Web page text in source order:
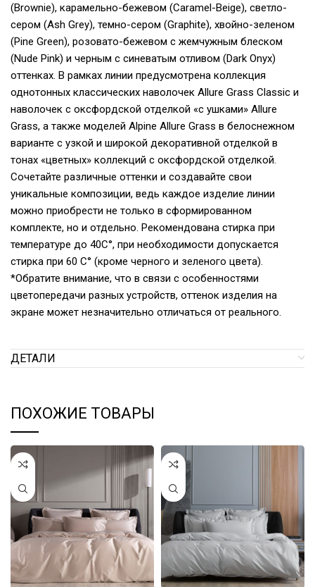
(Brownie), карамельно-бежевом (Caramel-Beige), светло-
сером (Ash Grey), темно-сером (Graphite), хвойно-зеленом
(Pine Green), розовато-бежевом с жемчужным блеском
(Nude Pink) и черным c синеватым отливом (Dark Onyx)
оттенках. В рамках линии предусмотрена коллекция
однотонных классических наволочек Allure Grass Classic и
наволочек с оксфордской отделкой «с ушками» Allure
Grass, а также моделей Alpine Allure Grass в белоснежном
варианте с узкой и широкой декоративной отделкой в
тонах «цветных» коллекций с оксфордской отделкой.
Сочетайте различные оттенки и создавайте свои
уникальные композиции, ведь каждое изделие линии
можно приобрести не только в сформированном
комплекте, но и отдельно. Рекомендована стирка при
температуре до 40С°, при необходимости допускается
стирка при 60 С° (кроме черного и зеленого цвета).
*Обратите внимание, что в связи с особенностями
цветопередачи разных устройств, оттенок изделия на
экране может незначительно отличаться от реального.
ДЕТАЛИ
ПОХОЖИЕ ТОВАРЫ